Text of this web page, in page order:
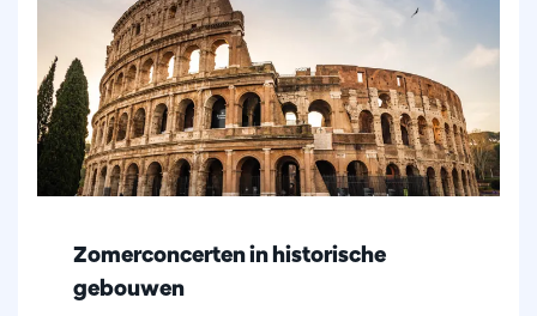
Zomerconcerten in historische
gebouwen